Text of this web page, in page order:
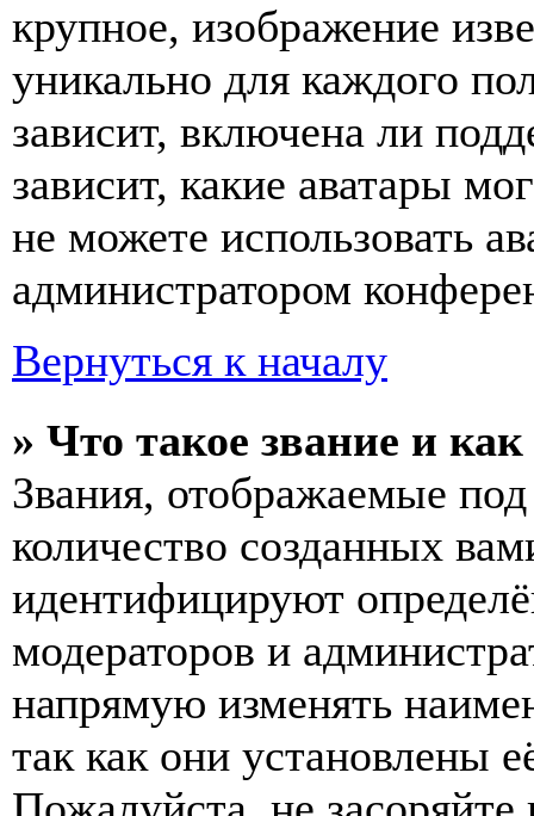
крупное, изображение
уникально для каждого
зависит, включена ли
зависит, какие аватары
не можете использовать
администратором
Вернуться к началу
» Что такое звание и
Звания, отображаемые
количество созданных
идентифицируют
модераторов и
напрямую изменять
так как они установлены